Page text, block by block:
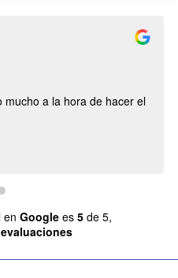
mucho a la hora de hacer el
en Googlees 5de 5,